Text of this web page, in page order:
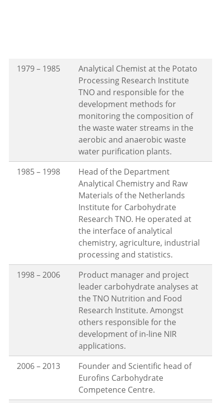
1979 – 1985
Analytical Chemist at the Potato
Processing Research Institute
TNO and responsible for the
development methods for
monitoring the composition of
the waste water streams in the
aerobic and anaerobic waste
water purification plants.
1985 – 1998
Head of the Department
Analytical Chemistry and Raw
Materials of the Netherlands
Institute for Carbohydrate
Research TNO. He operated at
the interface of analytical
chemistry, agriculture, industrial
processing and statistics.
1998 – 2006
Product manager and project
leader carbohydrate analyses at
the TNO Nutrition and Food
Research Institute. Amongst
others responsible for the
development of in-line NIR
applications.
2006 – 2013
Founder and Scientific head of
Eurofins Carbohydrate
Competence Centre.